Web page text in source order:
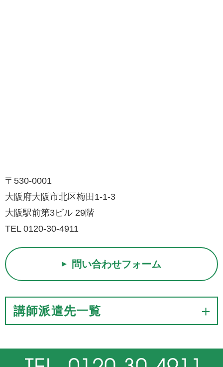
〒530-0001
大阪府大阪市北区梅田1-1-3
大阪駅前第3ビル 29階
TEL 0120-30-4911
問い合わせフォーム
講師派遣先一覧